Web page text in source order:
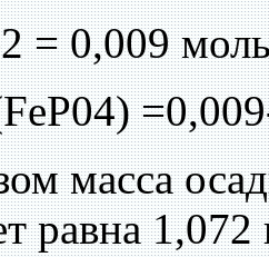
= 0,009
масса
равна